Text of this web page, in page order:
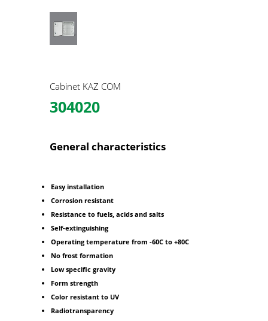
Cabinet KAZ COM
304020
General characteristics
Easy installation
Corrosion resistant
Resistance to fuels, acids and salts
Self-extinguishing
Operating temperature from -60C to +80C
No frost formation
Low specific gravity
Form strength
Color resistant to UV
Radiotransparency